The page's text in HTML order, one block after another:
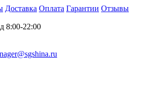
Доставка Оплата Гарантии Отзывы
8:00-22:00